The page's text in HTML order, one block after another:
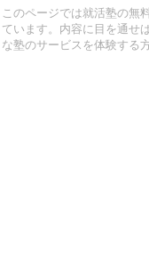
このページでは就活塾の無
ています。内容に目を通せ
な塾のサービスを体験する